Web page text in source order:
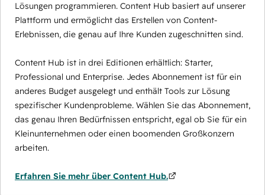
Lösungen programmieren. Content Hub basiert auf unserer
Plattform und ermöglicht das Erstellen von Content-
Erlebnissen, die genau auf Ihre Kunden zugeschnitten sind.
Content Hub ist in drei Editionen erhältlich: Starter,
Professional und Enterprise. Jedes Abonnement ist für ein
anderes Budget ausgelegt und enthält Tools zur Lösung
spezifischer Kundenprobleme. Wählen Sie das Abonnement,
das genau Ihren Bedürfnissen entspricht, egal ob Sie für ein
Kleinunternehmen oder einen boomenden Großkonzern
arbeiten.
Erfahren Sie mehr über Content Hub.